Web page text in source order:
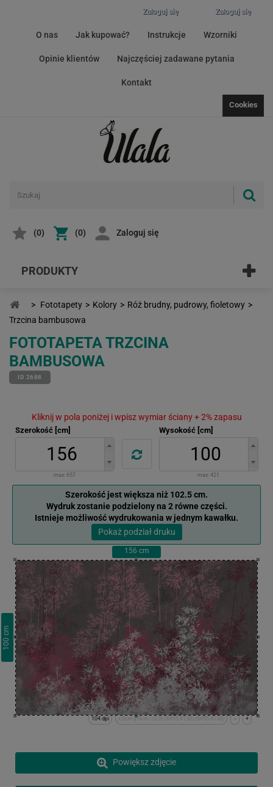
Zaloguj się
Zaloguj się
O nas Jak kupować? Instrukcje Wzorniki
Opinie klientów Najczęściej zadawane pytania
Kontakt
Cookies
(0) (0) Zaloguj się
PRODUKTY
> Fototapety > Kolory > Róż brudny, pudrowy, fioletowy >
Trzcina bambusowa
FOTOTAPETA TRZCINA
BAMBUSOWA
ID 2688
Kliknij w pola poniżej i wpisz wymiar ściany + 2% zapasu
Szerokość [cm]
max: 657
Wysokość [cm]
max: 421
Szerokość jest większa niż 102.5 cm.
Wydruk zostanie podzielony na 2 równe części.
Istnieje możliwość wydrukowania w jednym kawałku.
Pokaż podział druku
156 cm
100
cm
+
-
x:0cm y:0cm | (0,0) (6455,4138) (6455,4138)
104 dpi
Powiększ zdjęcie